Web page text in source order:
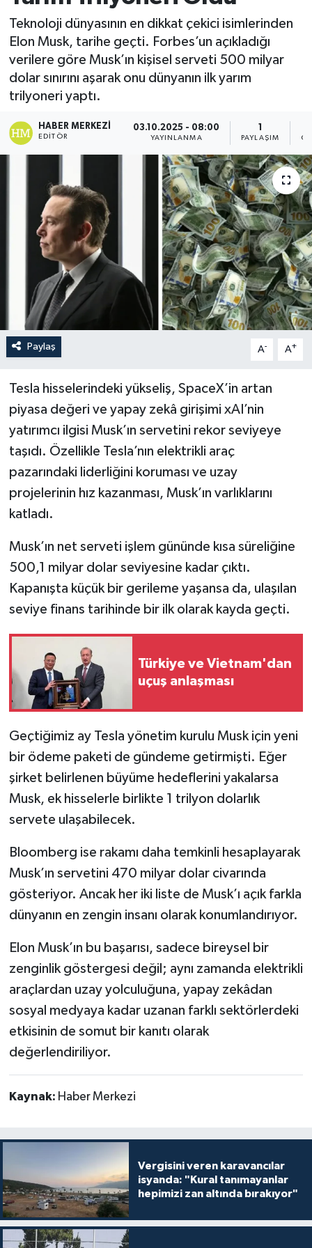
Teknoloji dünyasının en dikkat çekici isimlerinden
Elon Musk, tarihe geçti. Forbes’un açıkladığı
verilere göre Musk’ın kişisel serveti 500 milyar
dolar sınırını aşarak onu dünyanın ilk yarım
trilyoneri yaptı.
HABER MERKEZI
EDITÖR
03.10.2025 - 08:00
YAYINLANMA PAYLAŞIM
Paylaş A- A+
Tesla hisselerindeki yükseliş, SpaceX’in artan
piyasa değeri ve yapay zekâ girişimi xAI’nin
yatırımcı ilgisi Musk’ın servetini rekor seviyeye
taşıdı. Özellikle Tesla’nın elektrikli araç
pazarındaki liderliğini koruması ve uzay
projelerinin hız kazanması, Musk’ın varlıklarını
katladı.
Musk’ın net serveti işlem gününde kısa süreliğine
500,1 milyar dolar seviyesine kadar çıktı.
Kapanışta küçük bir gerileme yaşansa da, ulaşılan
seviye finans tarihinde bir ilk olarak kayda geçti.
Türkiye ve Vietnam'dan
uçuş anlaşması
Geçtiğimiz ay Tesla yönetim kurulu Musk için yeni
bir ödeme paketi de gündeme getirmişti. Eğer
şirket belirlenen büyüme hedeflerini yakalarsa
Musk, ek hisselerle birlikte 1 trilyon dolarlık
servete ulaşabilecek.
Bloomberg ise rakamı daha temkinli hesaplayarak
Musk’ın servetini 470 milyar dolar civarında
gösteriyor. Ancak her iki liste de Musk’ı açık farkla
dünyanın en zengin insanı olarak konumlandırıyor.
Elon Musk’ın bu başarısı, sadece bireysel bir
zenginlik göstergesi değil; aynı zamanda elektrikli
araçlardan uzay yolculuğuna, yapay zekâdan
sosyal medyaya kadar uzanan farklı sektörlerdeki
etkisinin de somut bir kanıtı olarak
değerlendiriliyor.
Kaynak: Haber Merkezi
Vergisini veren karavancılar
isyanda: "Kural tanımayanlar
hepimizi zan altında bırakıyor"